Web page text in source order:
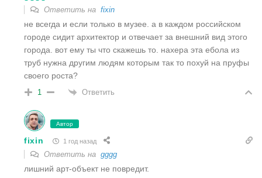
Ответить на fixin
не всегда и если только в музее. а в каждом российском
городе сидит архитектор и отвечает за внешний вид этого
города. вот ему ты что скажешь то. нахера эта ебола из
труб нужна другим людям которым так то похуй на пруфы
своего роста?
1 Ответить
Автор
fixin 1 год назад
Ответить на gggg
лишний арт-объект не повредит.